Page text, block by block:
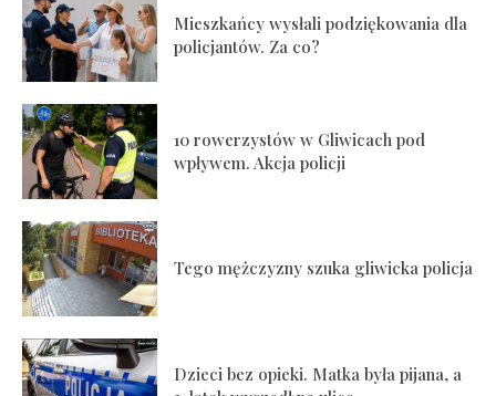
Mieszkańcy wysłali podziękowania dla
policjantów. Za co?
10 rowerzystów w Gliwicach pod
wpływem. Akcja policji
Tego mężczyzny szuka gliwicka policja
Dzieci bez opieki. Matka była pijana, a